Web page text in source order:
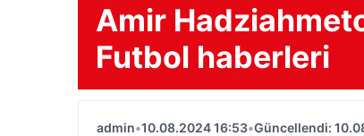
Amir
Futbol haberleri
admin•10.08.2024 16:53•Güncellendi: